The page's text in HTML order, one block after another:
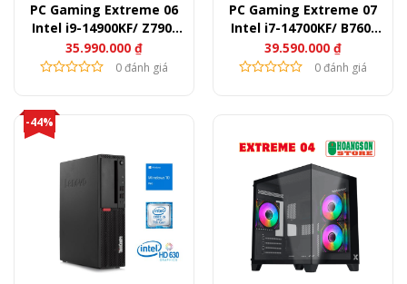
PC Gaming Extreme 06
Intel i9-14900KF/ Z790/
Ram 32GB/ SSD 1TB/ RTX
3060
35.990.000 ₫
0 đánh giá
PC Gaming Extreme 07
Intel i7-14700KF/ B760/
Ram 32GB/ SSD 1TB/ RTX
5070
39.590.000 ₫
0 đánh giá
-44%